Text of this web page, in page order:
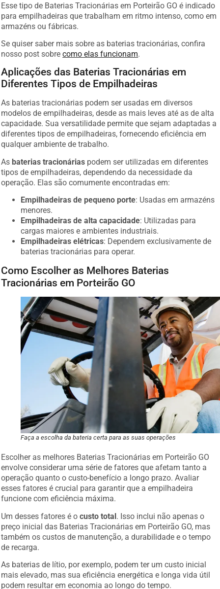
Esse tipo de Baterias Tracionárias em Porteirão GO é indicado
para empilhadeiras que trabalham em ritmo intenso, como em
armazéns ou fábricas.
Se quiser saber mais sobre as baterias tracionárias, confira
nosso post sobrecomo elas funcionam.
Aplicações das Baterias Tracionárias em
Diferentes Tipos de Empilhadeiras
As baterias tracionárias podem ser usadas em diversos
modelos de empilhadeiras, desde as mais leves até as de alta
capacidade. Sua versatilidade permite que sejam adaptadas a
diferentes tipos de empilhadeiras, fornecendo eficiência em
qualquer ambiente de trabalho.
As baterias tracionárias podem ser utilizadas em diferentes
tipos de empilhadeiras, dependendo da necessidade da
operação. Elas são comumente encontradas em:
Empilhadeiras de pequeno porte: Usadas em armazéns
menores.
Empilhadeiras de alta capacidade: Utilizadas para
cargas maiores e ambientes industriais.
Empilhadeiras elétricas: Dependem exclusivamente de
baterias tracionárias para operar.
Como Escolher as Melhores Baterias
Tracionárias em Porteirão GO
Faça a escolha da bateria certa para as suas operações
Escolher as melhores Baterias Tracionárias em Porteirão GO
envolve considerar uma série de fatores que afetam tanto a
operação quanto o custo-benefício a longo prazo. Avaliar
esses fatores é crucial para garantir que a empilhadeira
funcione com eficiência máxima.
Um desses fatores é ocusto total. Isso inclui não apenas o
preço inicial das Baterias Tracionárias em Porteirão GO, mas
também os custos de manutenção, a durabilidade e o tempo
de recarga.
As baterias de lítio, por exemplo, podem ter um custo inicial
mais elevado, mas sua eficiência energética e longa vida útil
podem resultar em economia ao longo do tempo.